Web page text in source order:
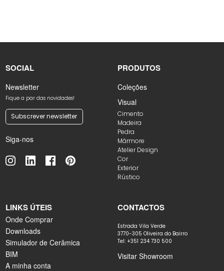
SOCIAL
Newsletter
Fique a par das novidades!
Subscrever newsletter
Siga-nos
PRODUTOS
Coleções
Visual
Cimento
Madeira
Pedra
Mármore
Atelier Design
Cor
Exterior
Rústico
LINKS ÚTEIS
Onde Comprar
Downloads
Simulador de Cerâmica
BIM
A minha conta
CONTACTOS
Estrada Vila Verde
3770-305 Oliveira do Bairro
Tel: +351 234 730 500
Visitar Showroom